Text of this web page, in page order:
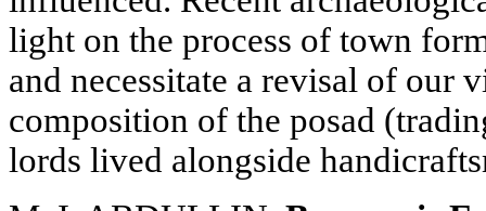
light on the process of town
and necessitate a revisal of our
composition of the posad
lords lived alongside